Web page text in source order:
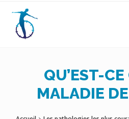
QU’EST-
MALADIE